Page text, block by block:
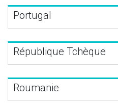
Portugal
République Tchèque
Roumanie